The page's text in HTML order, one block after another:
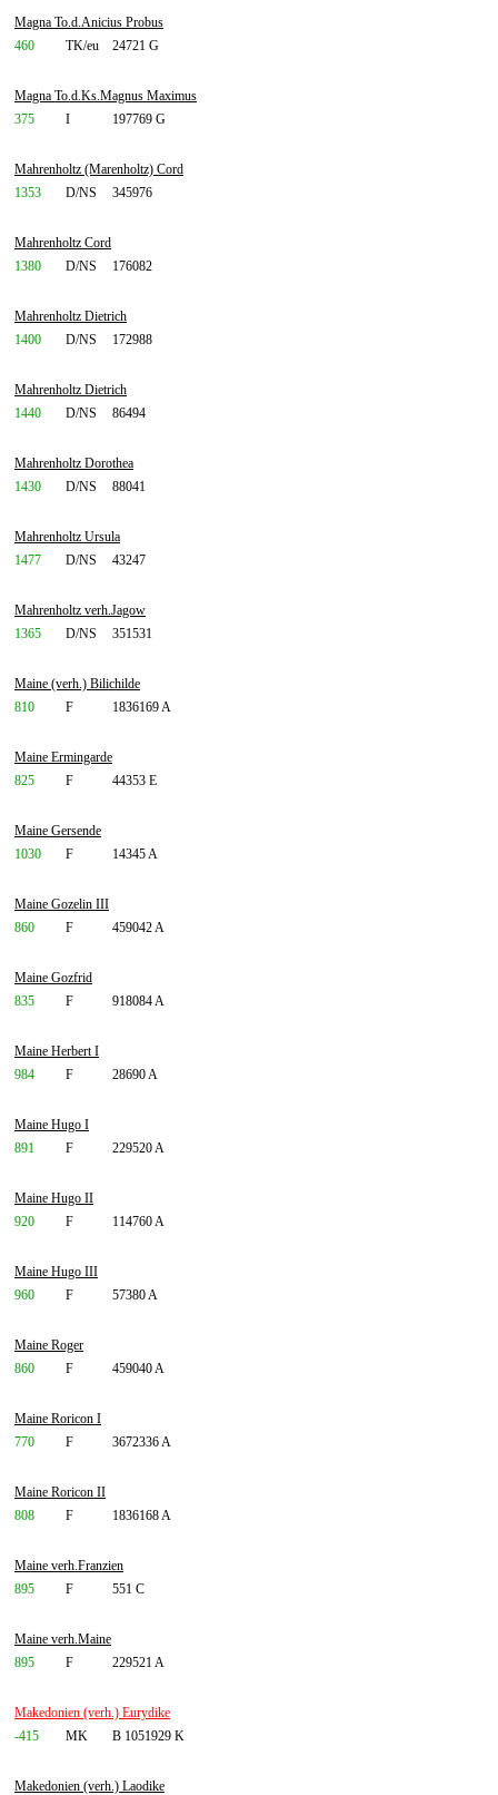
Magna To.d.Anicius Probus
460
TK/eu 24721 G
Magna To.d.Ks.Magnus Maximus
375
I 197769 G
Mahrenholtz (Marenholtz) Cord
1353
D/NS 345976
Mahrenholtz Cord
1380
D/NS 176082
Mahrenholtz Dietrich
1400
D/NS 172988
Mahrenholtz Dietrich
1440
D/NS 86494
Mahrenholtz Dorothea
1430
D/NS 88041
Mahrenholtz Ursula
1477
D/NS 43247
Mahrenholtz verh.Jagow
1365
D/NS 351531
Maine (verh.) Bilichilde
810
F 1836169 A
Maine Ermingarde
825
F 44353 E
Maine Gersende
1030
F 14345 A
Maine Gozelin III
860
F 459042 A
Maine Gozfrid
835
F 918084 A
Maine Herbert I
984
F 28690 A
Maine Hugo I
891
F 229520 A
Maine Hugo II
920
F 114760 A
Maine Hugo III
960
F 57380 A
Maine Roger
860
F 459040 A
Maine Roricon I
770
F 3672336 A
Maine Roricon II
808
F 1836168 A
Maine verh.Franzien
895
F 551 C
Maine verh.Maine
895
F 229521 A
Makedonien (verh.) Eurydike
-415
MK B 1051929 K
Makedonien (verh.) Laodike